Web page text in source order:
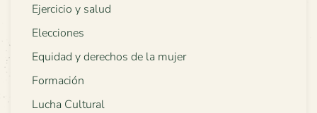
Ejercicio y salud
Elecciones
Equidad y derechos de la mujer
Formación
Lucha Cultural